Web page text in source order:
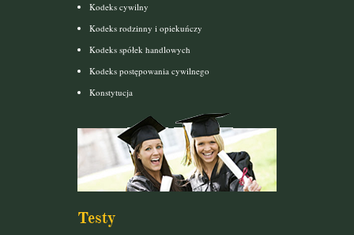
Kodeks cywilny
Kodeks rodzinny i opiekuńczy
Kodeks spółek handlowych
Kodeks postępowania cywilnego
Konstytucja
Testy